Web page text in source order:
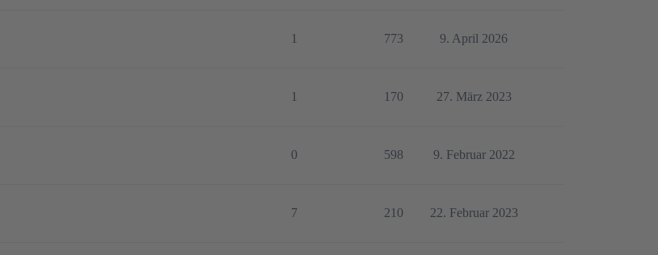
1 773 9. April 2026
1 170 27. März 2023
0 598 9. Februar 2022
7 210 22. Februar 2023